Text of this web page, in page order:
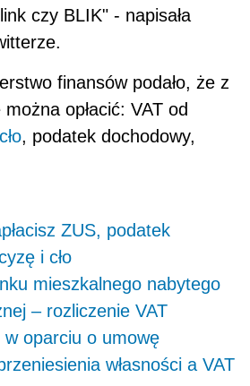
czy BLIK" - napisała
finansów podało, że z
można opłacić: VAT od
cło, podatek dochodowy,
ZUS, podatek
i cło
mieszkalnego nabytego
– rozliczenie VAT
oparciu o umowę
własności a VAT